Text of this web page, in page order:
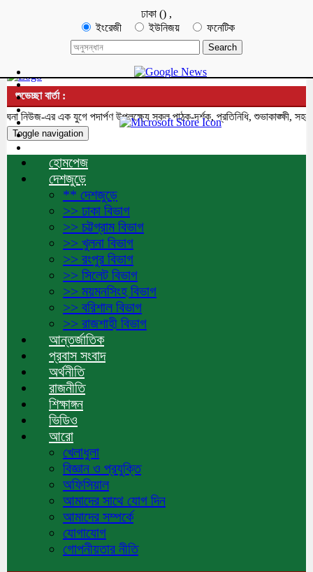
ঢাকা () ,
ইংরেজী
ইউনিজয় ফনেটিক
শুভেচ্ছা বার্তা :
এর এক যুগে পদার্পণ উপলক্ষ্যে সকল পাঠক-দর্শক, প্রতিনিধি, শুভাকাঙ্ক্ষী,
Toggle navigation
হোমপেজ
দেশজুড়ে
** দেশজুড়ে
>> ঢাকা বিভাগ
>> চট্টগ্রাম বিভাগ
>> খুলনা বিভাগ
>> রংপুর বিভাগ
>> সিলেট বিভাগ
>> ময়মনসিংহ বিভাগ
>> বরিশাল বিভাগ
>> রাজশাহী বিভাগ
আন্তর্জাতিক
প্রবাস সংবাদ
অর্থনীতি
রাজনীতি
শিক্ষাঙ্গন
ভিডিও
আরো
খেলাধুলা
বিজ্ঞান ও প্রযুক্তি
অফিসিয়াল
আমাদের সাথে যোগ দিন
আমাদের সম্পর্কে
যোগাযোগ
গোপনীয়তার নীতি